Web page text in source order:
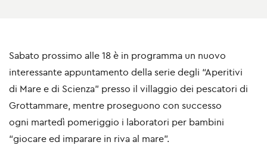
Sabato prossimo alle 18 è in programma un nuovo
interessante appuntamento della serie degli “Aperitivi
di Mare e di Scienza” presso il villaggio dei pescatori di
Grottammare, mentre proseguono con successo
ogni martedì pomeriggio i laboratori per bambini
“giocare ed imparare in riva al mare”.